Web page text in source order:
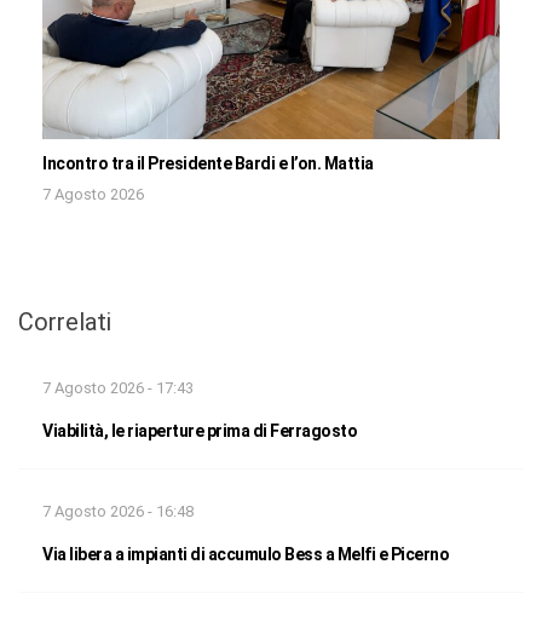
Incontro tra il Presidente Bardi e l’on. Mattia
7 Agosto 2026
Correlati
7 Agosto 2026 - 17:43
Viabilità, le riaperture prima di Ferragosto
7 Agosto 2026 - 16:48
Via libera a impianti di accumulo Bess a Melfi e Picerno